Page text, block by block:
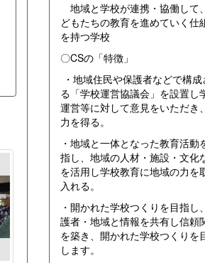
地域と学校が連携・協働して
どもたちの教育を進めていく仕
を持つ学校
〇CSの「特徴」
・地域住民や保護者などで構成
る「学校運営協議会」を設置し
運営等に対して意見をいただき
力を得る。
・地域と一体となった教育活動
指し、地域の人材・施設・文化
を活用し学校教育に地域の力を
入れる。
・開かれた学校つくりを目指し
護者・地域と情報を共有し信頼
を築き、開かれた学校つくりを
します。